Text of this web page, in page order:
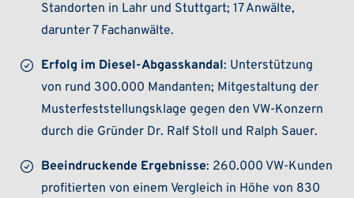
Standorten in Lahr und Stuttgart; 17 Anwälte,
darunter 7 Fachanwälte.
Erfolg im Diesel-Abgasskandal: Unterstützung
von rund 300.000 Mandanten; Mitgestaltung der
Musterfeststellungsklage gegen den VW-Konzern
durch die Gründer Dr. Ralf Stoll und Ralph Sauer.
Beeindruckende Ergebnisse: 260.000 VW-Kunden
profitierten von einem Vergleich in Höhe von 830